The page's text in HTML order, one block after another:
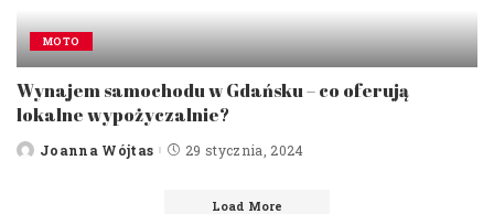
MOTO
Wynajem samochodu w Gdańsku – co oferują
lokalne wypożyczalnie?
PostedJoanna Wójtas 29 stycznia, 2024
Load More